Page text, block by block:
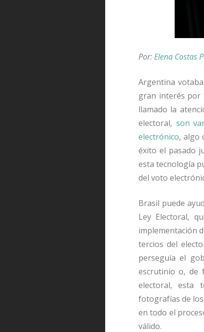
Por:Elena Costas
Argentina
gran interés por
llamado la
electoral, son
electrónico, algo
éxito el pasado
esta tecnología
del voto
Brasil puede
Ley Electoral,
implementación
tercios del
perseguía el
escrutinio o, de
electoral, esta
fotografías de
en todo el
válido.